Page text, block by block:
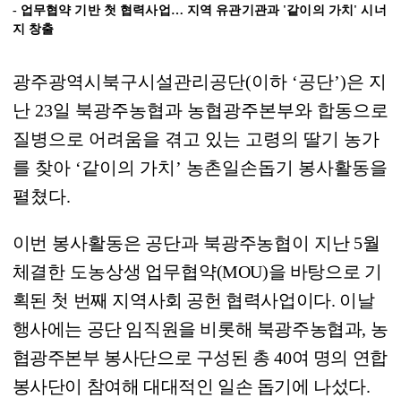
- 업무협약 기반 첫 협력사업 … 지역 유관기관과 '같이의 가치 '시너
지 창출
광주광역시북구시설관리공단(이하 ‘공단’)은 지
난 23일 북광주농협과 농협광주본부와 합동으로
질병으로 어려움을 겪고 있는 고령의 딸기 농가
를 찾아 ‘같이의 가치 ’ 농촌일손돕기 봉사활동을
펼쳤다.
이번 봉사활동은 공단과 북광주농협이 지난 5월
체결한 도농상생 업무협약(MOU)을 바탕으로 기
획된 첫 번째 지역사회 공헌 협력사업이다. 이날
행사에는 공단 임직원을 비롯해 북광주농협과, 농
협광주본부 봉사단으로 구성된 총40여 명의 연합
봉사단이 참여해 대대적인 일손 돕기에 나섰다.